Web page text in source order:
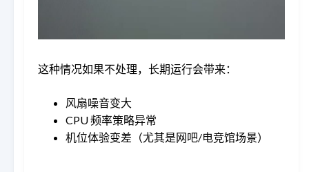
这种情况如果不处理，长期运行会带来：
风扇噪音变大
CPU 频率策略异常
机位体验变差（尤其是网吧/电竞馆场景）